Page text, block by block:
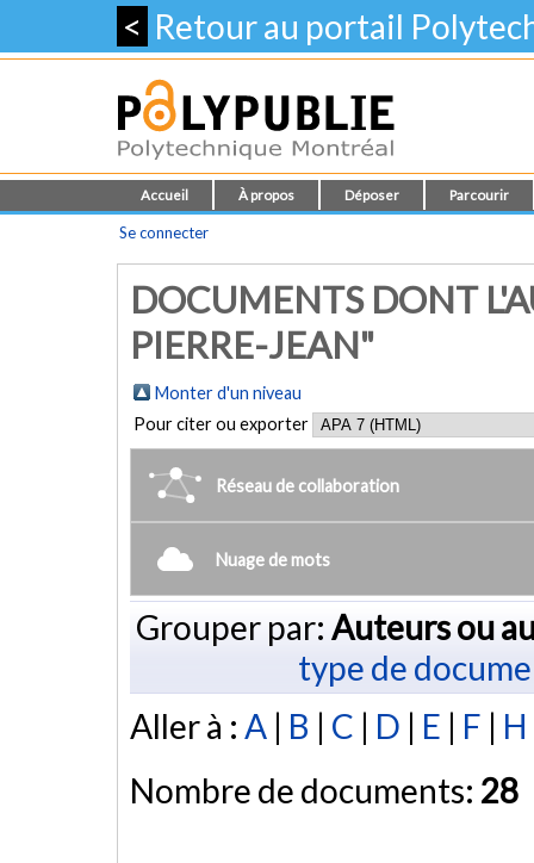
< Retour au portail
Accueil À propos Déposer Parcourir
Se connecter
DOCUMENTS DONT
PIERRE-JEAN"
Monter d'un niveau
Pour citer ou exporter
Réseau de collaboration
Nuage de mots
Grouper par: Auteurs ou
type de
Aller à : A | B | C | D | E | F | H
Nombre de documents: 28